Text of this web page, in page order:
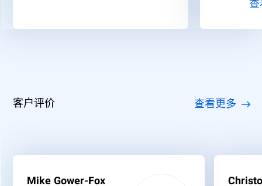
客户评价 查看更多
Mike Gower-Fox